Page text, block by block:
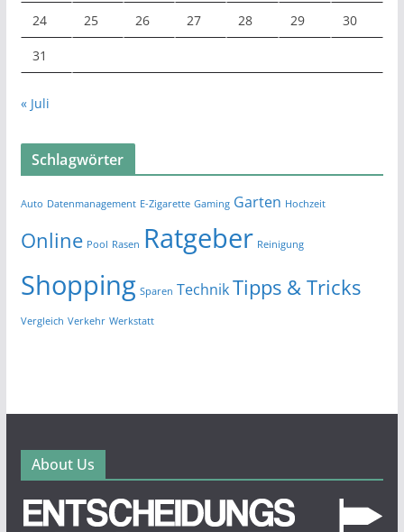
24 25 26 27 28 29 30
31
« Juli
Schlagwörter
Auto Datenmanagement E-Zigarette Gaming Garten Hochzeit
Online Pool Rasen Ratgeber Reinigung
Shopping Sparen TechnikTipps & Tricks
Vergleich Verkehr Werkstatt
About Us